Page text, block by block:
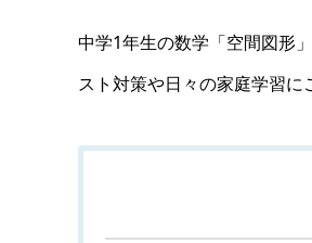
中学1年生の数学「空間図形
スト対策や日々の家庭学習に